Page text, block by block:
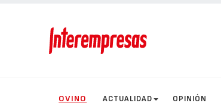
OVINO ACTUALIDAD OPINIÓN